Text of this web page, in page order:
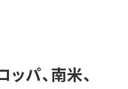
パ、南米、